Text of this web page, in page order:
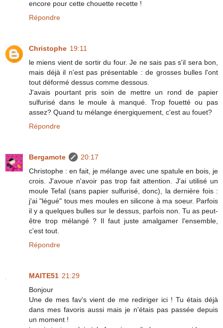
encore pour cette chouette recette !
Répondre
Christophe 19:11
le miens vient de sortir du four. Je ne sais pas s'il sera bon,
mais déjà il n'est pas présentable : de grosses bulles l'ont
tout déformé dessus comme dessous.
J'avais pourtant pris soin de mettre un rond de papier
sulfurisé dans le moule à manqué. Trop fouetté ou pas
assez? Quand tu mélange énergiquement, c'est au fouet?
Répondre
Bergamote
20:17
Christophe : en fait, je mélange avec une spatule en bois, je
crois. J'avoue n'avoir pas trop fait attention. J'ai utilisé un
moule Tefal (sans papier sulfurisé, donc), la dernière fois :
j'ai "légué" tous mes moules en silicone à ma soeur. Parfois
il y a quelques bulles sur le dessus, parfois non. Tu as peut-
être trop mélangé ? Il faut juste amalgamer l'ensemble,
c'est tout.
Répondre
MAITE51 21:29
Bonjour
Une de mes fav's vient de me rediriger ici ! Tu étais déjà
dans mes favoris aussi mais je n'étais pas passée depuis
un moment !